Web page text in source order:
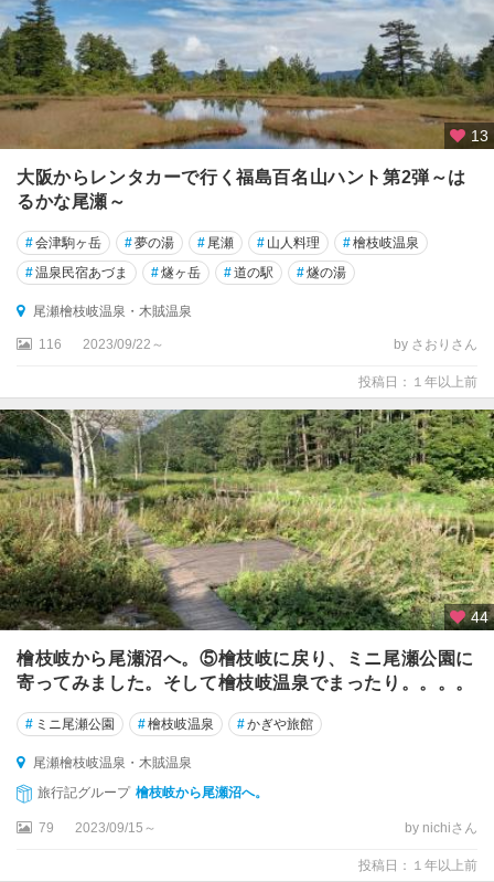
13
大阪からレンタカーで行く福島百名山ハント第2弾～は
るかな尾瀬～
#会津駒ヶ岳 #夢の湯 # 尾瀬 # 山人料理 #檜枝岐温泉
#温泉民宿あづま #燧ヶ岳 #道の駅 #燧の湯
尾瀬檜枝岐温泉・木賊温泉
116 2023/09/22～ by さおりさん
投稿日：１年以上前
44
檜枝岐から尾瀬沼へ。⑤檜枝岐に戻り、ミニ尾瀬公園に
寄ってみました。そして檜枝岐温泉でまったり。。。。
# ミニ尾瀬公園 #檜枝岐温泉 #かぎや旅館
尾瀬檜枝岐温泉・木賊温泉
旅行記グループ 檜枝岐から尾瀬沼へ。
79 2023/09/15～ by nichiさん
投稿日：１年以上前